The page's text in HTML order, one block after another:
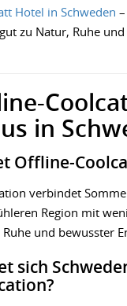
Hotel in Schweden
zu Natur, Ruhe
in
Offline-
verbindet
Region mit
und bewusster
sich